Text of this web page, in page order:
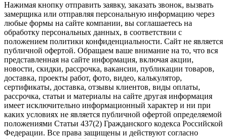
Нажимая кнопку отправить заявку, заказать звонок, вызвать
замерщика или отправляя персональную информацию через
любые формы на сайте компании, вы соглашаетесь на
обработку персональных данных, в соответствии с
положением политики конфиденциальности. Сайт не является
публичной офертой. Обращаем ваше внимание на то, что вся
представленная на сайте информация, включая акции,
новости, скидки, рассрочка, вакансии, публикации товаров,
доставка, проекты работ, фото, видео, калькулятор,
сертификаты, доставка, отзывы клиентов, виды оплаты,
рассрочка, статьи и материалы на сайте другая информация
имеет исключительно информационный характер и ни при
каких условиях не является публичной офертой определяемой
положениями Статьи 437(2) Гражданского кодекса Российской
Федерации. Все права защищены и действуют согласно